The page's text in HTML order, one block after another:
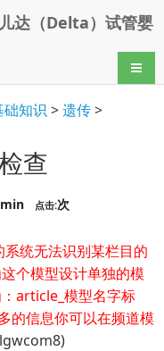
达（Delta）试管婴
导航
础知识 >遗传>
查
点击:次
统无法识别某栏目的
个模型设计单独的模
article_模型名字标
的信息你可以在频道模